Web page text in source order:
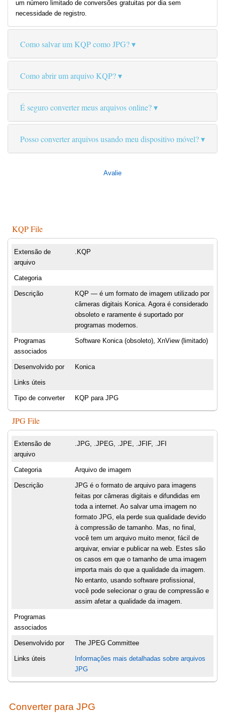
um número limitado de conversões gratuitas por dia sem
necessidade de registro.
Como salvar um KQP como JPG?
Como abrir um arquivo KQP?
É seguro converter meus arquivos online?
Posso converter arquivos usando meu dispositivo móvel?
Avalie
KQP File
Extensão de
arquivo
.KQP
Categoria
Descrição
KQP — é um formato de imagem utilizado por
câmeras digitais Konica. Agora é considerado
obsoleto e raramente é suportado por
programas modernos.
Programas
associados
Software Konica (obsoleto), XnView (limitado)
Desenvolvido por Konica
Links úteis
Tipo de converter KQP para JPG
JPG File
Extensão de
arquivo
.JPG, .JPEG, .JPE, .JFIF, .JFI
Categoria Arquivo de imagem
Descrição
JPG é o formato de arquivo para imagens
feitas por câmeras digitais e difundidas em
toda a internet. Ao salvar uma imagem no
formato JPG, ela perde sua qualidade devido
à compressão de tamanho. Mas, no final,
você tem um arquivo muito menor, fácil de
arquivar, enviar e publicar na web. Estes são
os casos em que o tamanho de uma imagem
importa mais do que a qualidade da imagem.
No entanto, usando software profissional,
você pode selecionar o grau de compressão e
assim afetar a qualidade da imagem.
Programas
associados
Desenvolvido por The JPEG Committee
Links úteis
Informações mais detalhadas sobre arquivos
JPG
Converter para JPG